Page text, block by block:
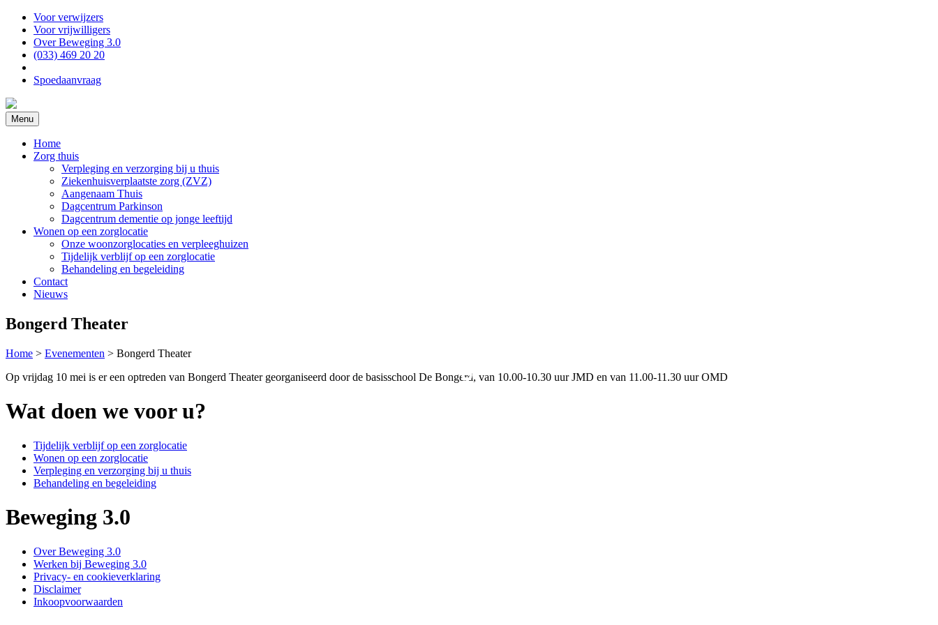
Voor verwijzers
Voor vrijwilligers
Over Beweging 3.0
(033) 469 20 20
Spoedaanvraag
Menu
Home
Zorg thuis
Verpleging en verzorging bij u thuis
Ziekenhuisverplaatste zorg (ZVZ)
Aangenaam Thuis
Dagcentrum Parkinson
Dagcentrum dementie op jonge leeftijd
Wonen op een zorglocatie
Onze woonzorglocaties en verpleeghuizen
Tijdelijk verblijf op een zorglocatie
Behandeling en begeleiding
Contact
Nieuws
Bongerd Theater
Home > Evenementen > Bongerd Theater
Op vrijdag 10 mei is er een optreden van Bongerd Theater georganiseerd door de basisschool De Bongerd, van 10.00-10.30 uur JMD en van 11.00-11.30 uur OMD
Wat doen we voor u?
Tijdelijk verblijf op een zorglocatie
Wonen op een zorglocatie
Verpleging en verzorging bij u thuis
Behandeling en begeleiding
Beweging 3.0
Over Beweging 3.0
Werken bij Beweging 3.0
Privacy- en cookieverklaring
Disclaimer
Inkoopvoorwaarden